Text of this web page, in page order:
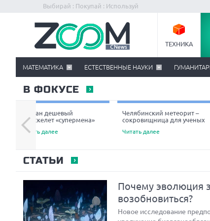
Выбирай : Покупай : Используй
ТЕХНИКА
МАТЕМАТИКА ЕСТЕСТВЕННЫЕ НАУКИ
В ФОКУСЕ
Создан дешевый
экзоскелет «супермена»
Читать далее
Челябинский метеорит –
сокровищница для ученых
Читать далее
СТАТЬИ
Почему эволюция
возобновиться?
Новое исследование